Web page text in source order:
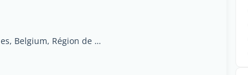
1000 Bruxelles, Petit Bruxelles, Belgium, Région de Bruxelles-Capitale